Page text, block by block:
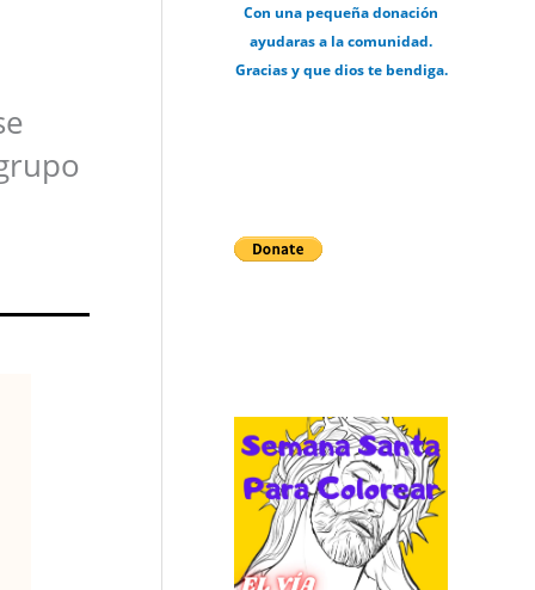
Con una pequeña donación
ayudaras a la comunidad.
Gracias y que dios te bendiga.